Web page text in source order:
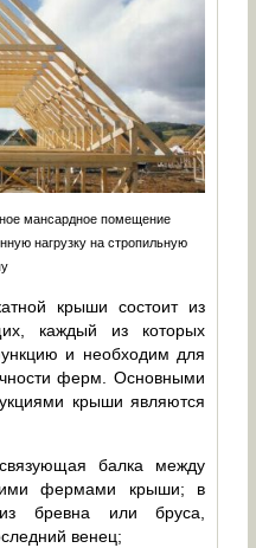
мансардное помещение
нагрузку на стропильную
крыши состоит из
каждый из которых
и необходим для
ферм. Основными
крыши являются
балка между
фермами крыши; в
бревна или бруса,
венец;